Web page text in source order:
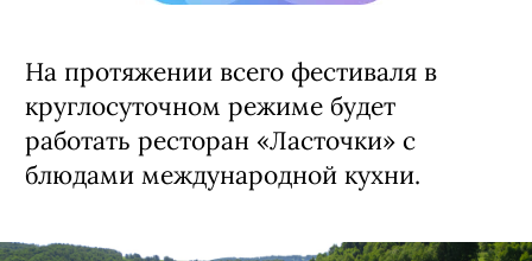
На протяжении всего фестиваля в
круглосуточном режиме будет
работать ресторан «Ласточки» с